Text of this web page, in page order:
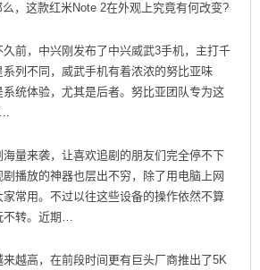
，这款红米Note 2在外观上究竟有何改变?
，中兴刚发布了中兴威武3手机，主打千
列不同，威武手机有着浓浓的努比亚味
统体验，尤其是后者。努比亚团队专为这
来袭，让喜欢追剧的朋友们完全停不下
播放的神器也层出不穷，除了用电脑上网
常用。不过以往这些设备的操作依然不算
不转。近期…
高，在前段时间更有巨头厂商推出了5K